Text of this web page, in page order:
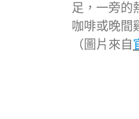
足，一旁的
咖啡或晚間
（圖片來自